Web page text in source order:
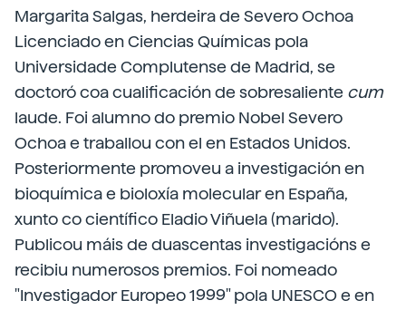
Margarita Salgas, herdeira de Severo Ochoa
Licenciado en Ciencias Químicas pola
Universidade Complutense de Madrid, se
doctoró coa cualificación de sobresaliente cum
laude. Foi alumno do premio Nobel Severo
Ochoa e traballou con el en Estados Unidos.
Posteriormente promoveu a investigación en
bioquímica e bioloxía molecular en España,
xunto co científico Eladio Viñuela (marido).
Publicou máis de duascentas investigacións e
recibiu numerosos premios. Foi nomeado
"Investigador Europeo 1999" pola UNESCO e en